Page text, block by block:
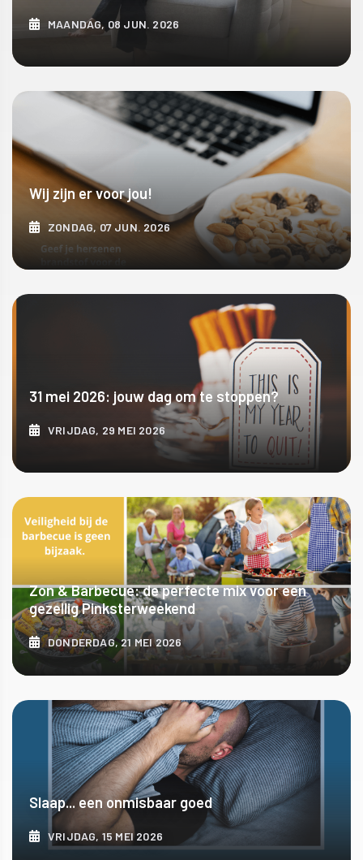
MAANDAG, 08 JUN. 2026
ONTDEK MEER
Wij zijn er voor jou!
ZONDAG, 07 JUN. 2026
ONTDEK MEER
31 mei 2026: jouw dag om te stoppen?
VRIJDAG, 29 MEI 2026
ONTDEK MEER
Zon & Barbecue: de perfecte mix voor een
gezellig Pinksterweekend
DONDERDAG, 21 MEI 2026
ONTDEK MEER
Slaap... een onmisbaar goed
VRIJDAG, 15 MEI 2026